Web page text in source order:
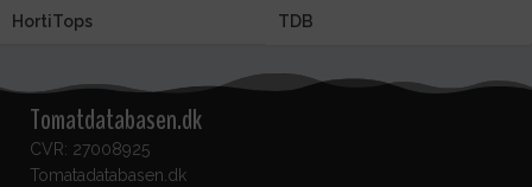
HortiTops TDB
Tomatdatabasen.dk
CVR: 27008925
Tomatadatabasen.dk